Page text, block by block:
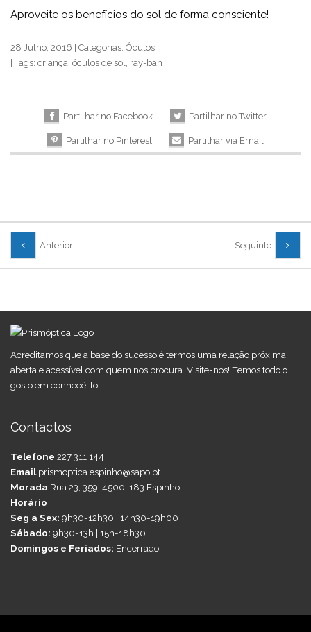
Aproveite os benefícios do sol de forma consciente!
28 Julho, 2016 Categorias: Óculos
Tags: criança, óculos de sol, ray-ban
Partilhar no Facebook Partilhar no Twitter
Partilhar no Pinterest Partilhar via Email
Anterior Seguinte
Acreditamos que a base do sucesso é termos uma relação próxima,
aberta e acessível com quem nos procura. Visite-nos! Temos todo o
gosto em conhecê-lo.
Contactos
Telefone 227 311 144
Emailprismoptica.espinho@sapo.pt
Morada Rua 23, 359, 4500-183 Espinho
Horário
Seg a Sex: 9h30-12h30 | 14h30-19h00
Sábado: 9h30-13h | 15h-18h30
Domingos e Feriados: Encerrado